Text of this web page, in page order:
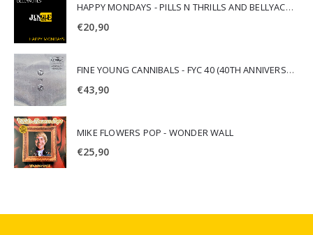
HAPPY MONDAYS - PILLS N THRILLS AND BELLYACHES
€20,90
FINE YOUNG CANNIBALS - FYC 40 (40TH ANNIVERSARY)
€43,90
MIKE FLOWERS POP - WONDER WALL
€25,90